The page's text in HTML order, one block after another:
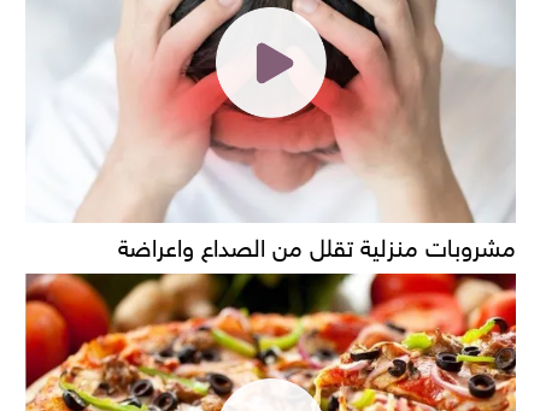
مشروبات منزلية تقلل من الصداع واعراضة